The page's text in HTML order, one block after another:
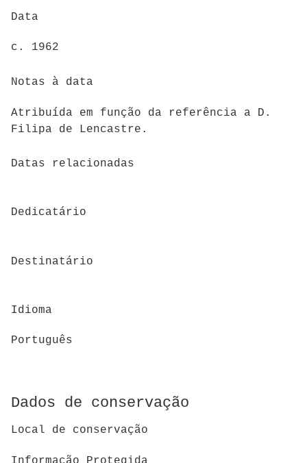
Data
c. 1962
Notas à data
Atribuída em função da referência a D.
Filipa de Lencastre.
Datas relacionadas
Dedicatário
Destinatário
Idioma
Português
Dados de conservação
Local de conservação